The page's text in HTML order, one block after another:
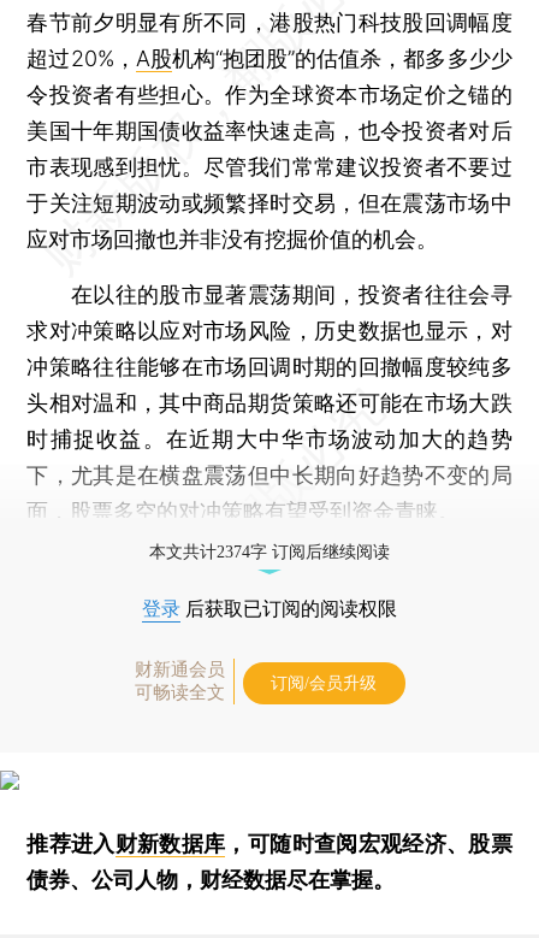
春节前夕明显有所不同，港股热门科技股回调幅度
超过20%， A股机构“抱团股”的估值杀，都多多少少
令投资者有些担心。作为全球资本市场定价之锚的
美国十年期国债收益率快速走高，也令投资者对后
市表现感到担忧。尽管我们常常建议投资者不要过
于关注短期波动或频繁择时交易，但在震荡市场中
应对市场回撤也并非没有挖掘价值的机会。
在以往的股市显著震荡期间，投资者往往会寻
求对冲策略以应对市场风险，历史数据也显示，对
冲策略往往能够在市场回调时期的回撤幅度较纯多
头相对温和，其中商品期货策略还可能在市场大跌
时捕捉收益。在近期大中华市场波动加大的趋势
下，尤其是在横盘震荡但中长期向好趋势不变的局
面，股票多空的对冲策略有望受到资金青睐。
本文共计2374字 订阅后继续阅读
登录 后获取已订阅的阅读权限
财新通会员
可畅读全文
订阅/会员升级
推荐进入财新数据库 ，可随时查阅宏观经济、股票
债券、公司人物，财经数据尽在掌握。